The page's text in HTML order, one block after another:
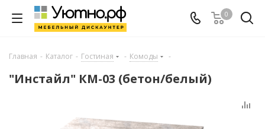
0
Главная - Каталог - Гостиная - Комоды -
"Инстайл" КМ-03 (бетон/белый)